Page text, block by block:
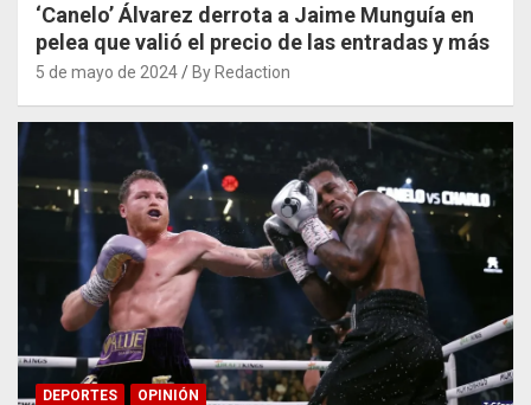
‘Canelo’ Álvarez derrota a Jaime Munguía en
pelea que valió el precio de las entradas y más
5 de mayo de 2024 By Redaction
DEPORTES OPINIÓN